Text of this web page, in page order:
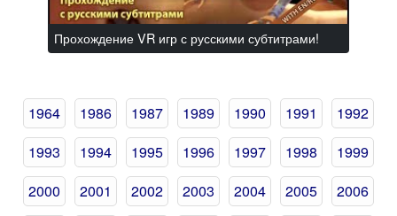
Прохождение VR игр с русскими субтитрами!
1964 1986 1987 1989 1990 1991
1992
1993
1994 1995 1996 1997 1998
1999
2000
2001 2002 2003 2004 2005
2006